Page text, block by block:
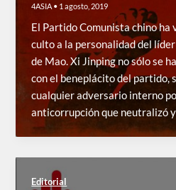
4ASIA • 1 agosto, 2019
El Partido Comunista chino ha
culto a la personalidad del
de Mao. Xi Jinping no sólo se
con el beneplácito del partido,
cualquier adversario interno
anticorrupción que neutralizó
Editorial